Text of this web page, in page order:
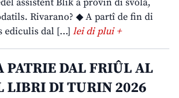
assistent Blik a provin di svolâ,
Rivarano? ◆ A partî de fin di
ediculis dal […] lei di plui +
PATRIE DAL FRIÛL AL
LIBRI DI TURIN 2026